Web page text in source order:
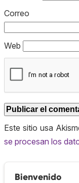
Web
Este sitio usa
se procesan los
Bienvenido